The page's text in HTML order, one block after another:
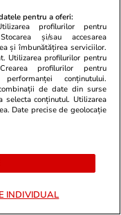
01 aug.
pentru a oferi:
profilurilor pentru
și/sau accesarea
și îmbunătățirea serviciilor.
Utilizarea profilurilor pentru
profilurilor pentru
conținutului.
de date din surse
conținutul. Utilizarea
Date precise de geolocație
INDIVIDUAL